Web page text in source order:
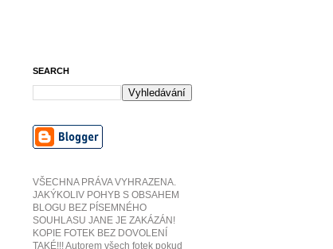
SEARCH
VŠECHNA PRÁVA VYHRAZENA.
JAKÝKOLIV POHYB S OBSAHEM
BLOGU BEZ PÍSEMNÉHO
SOUHLASU JANE JE ZAKÁZÁN!
KOPIE FOTEK BEZ DOVOLENÍ
TAKÉ!!! Autorem všech fotek pokud